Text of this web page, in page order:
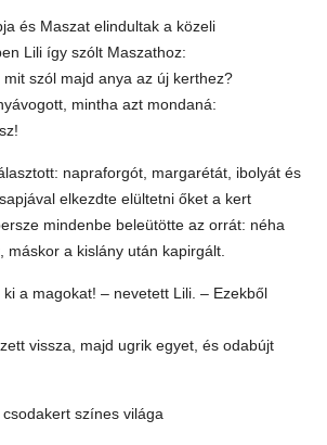
és Maszat elindultak a közeli
Lili így szólt Maszathoz:
szól majd anya az új kerthez?
mintha azt mondaná:
napraforgót, margarétát, ibolyát és
elkezdte elültetni őket a kert
mindenbe beleütötte az orrát: néha
máskor a kislány után kapirgált.
a magokat! – nevetett Lili. – Ezekből
vissza, majd ugrik egyet, és odabújt
színes világa